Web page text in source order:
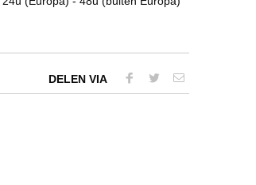
DELEN VIA